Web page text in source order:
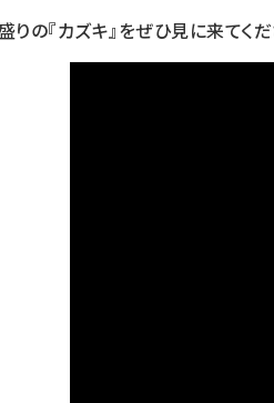
りの『カズキ』をぜひ見に来てくだ